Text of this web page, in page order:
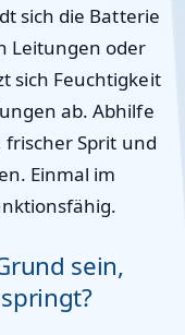
sich die Batterie
Leitungen oder
sich Feuchtigkeit
ab. Abhilfe
Sprit und
Einmal im
sein,